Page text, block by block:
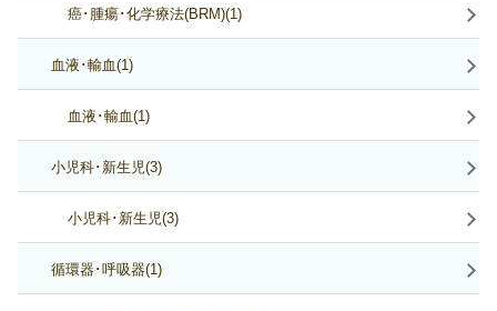
癌･腫瘍･化学療法(BRM)(1)
血液･輸血(1)
血液･輸血(1)
小児科･新生児(3)
小児科･新生児(3)
循環器･呼吸器(1)